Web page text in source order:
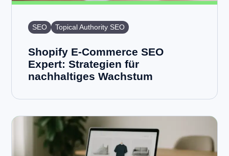
SEO Topical Authority SEO
Shopify E-Commerce SEO
Expert: Strategien für
nachhaltiges Wachstum